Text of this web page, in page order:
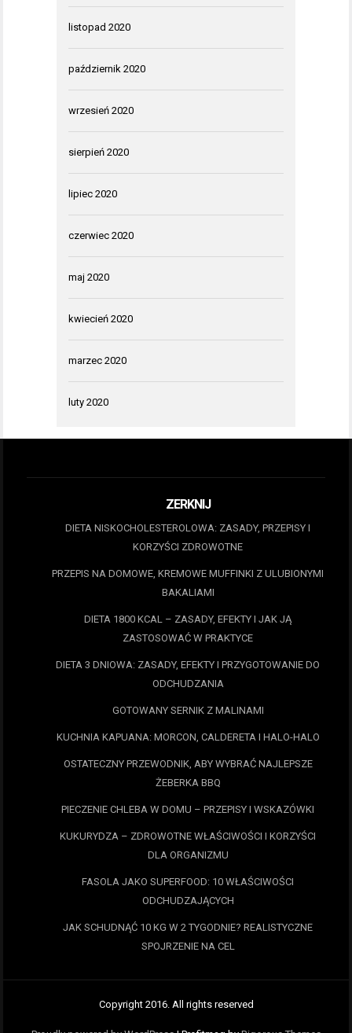
listopad 2020
październik 2020
wrzesień 2020
sierpień 2020
lipiec 2020
czerwiec 2020
maj 2020
kwiecień 2020
marzec 2020
luty 2020
ZERKNIJ
DIETA NISKOCHOLESTEROLOWA: ZASADY, PRZEPISY I
KORZYŚCI ZDROWOTNE
PRZEPIS NA DOMOWE, KREMOWE MUFFINKI Z ULUBIONYMI
BAKALIAMI
DIETA 1800 KCAL – ZASADY, EFEKTY I JAK JĄ
ZASTOSOWAĆ W PRAKTYCE
DIETA 3 DNIOWA: ZASADY, EFEKTY I PRZYGOTOWANIE DO
ODCHUDZANIA
GOTOWANY SERNIK Z MALINAMI
KUCHNIA KAPUANA: MORCON, CALDERETA I HALO-HALO
OSTATECZNY PRZEWODNIK, ABY WYBRAĆ NAJLEPSZE
ŻEBERKA BBQ
PIECZENIE CHLEBA W DOMU – PRZEPISY I WSKAZÓWKI
KUKURYDZA – ZDROWOTNE WŁAŚCIWOŚCI I KORZYŚCI
DLA ORGANIZMU
FASOLA JAKO SUPERFOOD: 10 WŁAŚCIWOŚCI
ODCHUDZAJĄCYCH
JAK SCHUDNĄĆ 10 KG W 2 TYGODNIE? REALISTYCZNE
SPOJRZENIE NA CEL
Copyright 2016. All rights reserved